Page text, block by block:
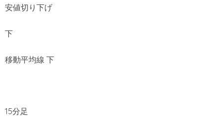
安値切り下げ
下
移動平均線 下
15分足